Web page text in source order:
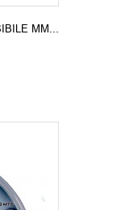
MM...